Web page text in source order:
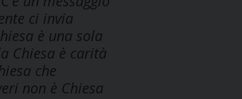
ci invia
è una sola
Chiesa è carità
che
non è Chiesa